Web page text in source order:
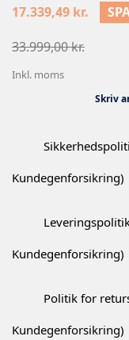
17.339,49 kr.
33.999,00 kr.
Inkl. moms
Skriv
Kundegenforsikring)
Kundegenforsikring)
Politik for
Kundegenforsikring)